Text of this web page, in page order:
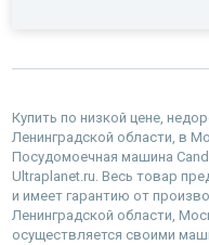
Купить по низкой цене,
Ленинградской области, в
Посудомоечная машина
Ultraplanet.ru. Весь товар
и имеет гарантию от
Ленинградской области,
осуществляется своими